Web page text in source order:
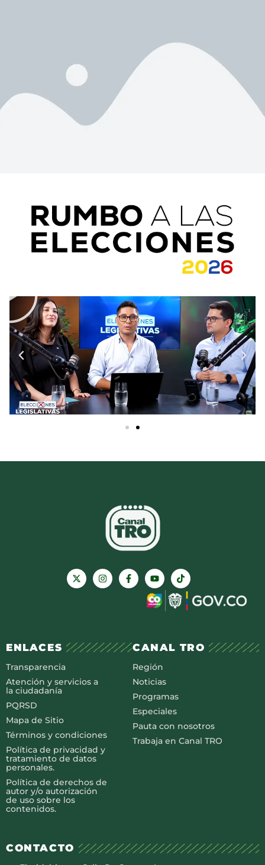
ENLACES
Transparencia
Atención y servicios a
la ciudadanía
PQRSD
Mapa de Sitio
Términos y condiciones
Política de privacidad y
tratamiento de datos
personales.
Política de derechos de
autor y/o autorización
de uso sobre los
contenidos.
CANAL TRO
Región
Noticias
Programas
Especiales
Pauta con nosotros
Trabaja en Canal TRO
CONTACTO